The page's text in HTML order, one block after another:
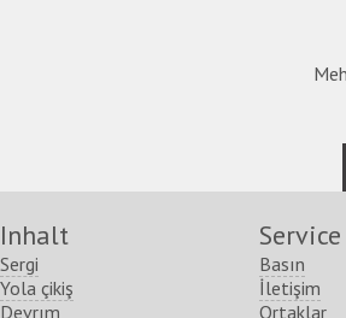
Inhalt
Sergi
Yola çikiş
Devrım
Service
Basın
İletişim
Ortaklar